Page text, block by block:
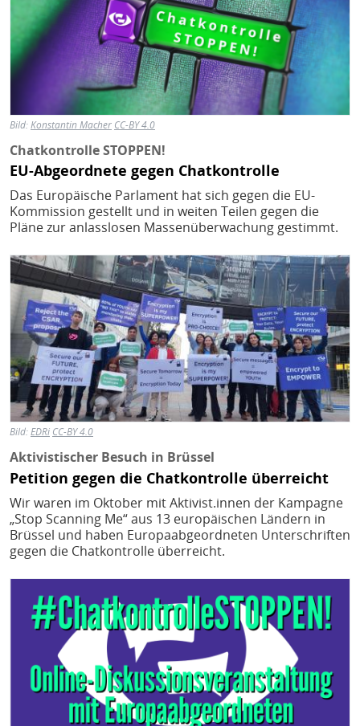
Bild:Konstantin Macher CC-BY 4.0
Chatkontrolle STOPPEN!
EU-Abgeordnete gegen Chatkontrolle
Das Europäische Parlament hat sich gegen die EU-
Kommission gestellt und in weiten Teilen gegen die
Pläne zur anlasslosen Massenüberwachung gestimmt.
Bild
Bild:EDRi CC-BY 4.0
Aktivistischer Besuch in Brüssel
Petition gegen die Chatkontrolle überreicht
Wir waren im Oktober mit Aktivist.innen der Kampagne
„Stop Scanning Me“ aus 13 europäischen Ländern in
Brüssel und haben Europaabgeordneten Unterschriften
gegen die Chatkontrolle überreicht.
Bild